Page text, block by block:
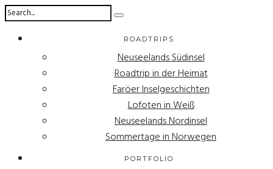
ROADTRIPS
Neuseelands Südinsel
Roadtrip in der Heimat
Faröer Inselgeschichten
Lofoten in Weiß
Neuseelands Nordinsel
Sommertage in Norwegen
PORTFOLIO